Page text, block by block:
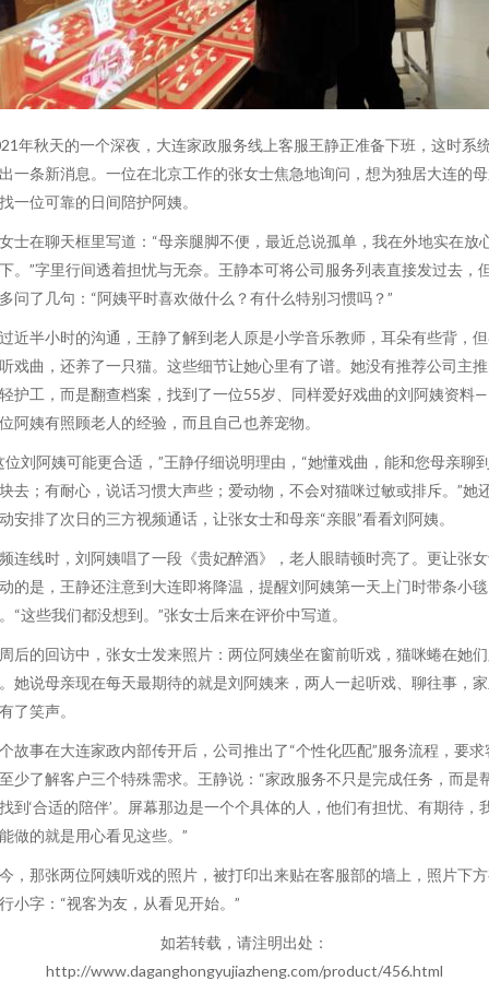
年秋天的一个深夜，大连家政服务线上客服王静正准备下班，这时系
一条新消息。一位在北京工作的张女士焦急地询问，想为独居大连的
一位可靠的日间陪护阿姨。
士在聊天框里写道：“母亲腿脚不便，最近总说孤单，我在外地实在放
。”字里行间透着担忧与无奈。王静本可将公司服务列表直接发过去，
问了几句：“阿姨平时喜欢做什么？有什么特别习惯吗？”
近半小时的沟通，王静了解到老人原是小学音乐教师，耳朵有些背，
戏曲，还养了一只猫。这些细节让她心里有了谱。她没有推荐公司主
护工，而是翻查档案，找到了一位55岁、同样爱好戏曲的刘阿姨资料
阿姨有照顾老人的经验，而且自己也养宠物。
位刘阿姨可能更合适，”王静仔细说明理由，“她懂戏曲，能和您母亲聊
去；有耐心，说话习惯大声些；爱动物，不会对猫咪过敏或排斥。”她
安排了次日的三方视频通话，让张女士和母亲“亲眼”看看刘阿姨。
连线时，刘阿姨唱了一段《贵妃醉酒》，老人眼睛顿时亮了。更让张
的是，王静还注意到大连即将降温，提醒刘阿姨第一天上门时带条小毯
“这些我们都没想到。”张女士后来在评价中写道。
后的回访中，张女士发来照片：两位阿姨坐在窗前听戏，猫咪蜷在她
她说母亲现在每天最期待的就是刘阿姨来，两人一起听戏、聊往事，
了笑声。
故事在大连家政内部传开后，公司推出了“个性化匹配”服务流程，要求
少了解客户三个特殊需求。王静说：“家政服务不只是完成任务，而是
到‘合适的陪伴’。屏幕那边是一个个具体的人，他们有担忧、有期待，
做的就是用心看见这些。”
，那张两位阿姨听戏的照片，被打印出来贴在客服部的墙上，照片下
小字：“视客为友，从看见开始。”
如若转载，请注明出处：
http://www.daganghongyujiazheng.com/product/456.html